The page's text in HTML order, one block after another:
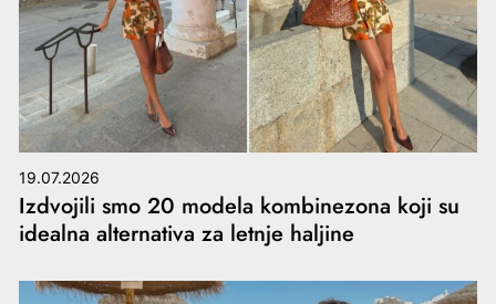
19.07.2026
Izdvojili smo 20 modela kombinezona koji su
idealna alternativa za letnje haljine